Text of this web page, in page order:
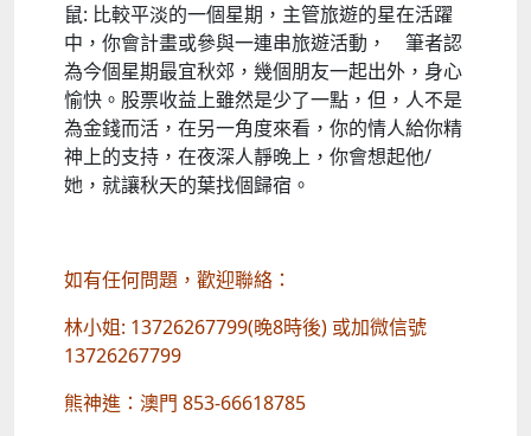
鼠: 比較平淡的一個星期，主管旅遊的星在活躍
中，你會計畫或參與一連串旅遊活動， 筆者認
為今個星期最宜秋郊，幾個朋友一起出外，身心
愉快。股票收益上雖然是少了一點，但，人不是
為金錢而活，在另一角度來看，你的情人給你精
神上的支持，在夜深人靜晚上，你會想起他/
她，就讓秋天的葉找個歸宿。
如有任何問題，歡迎聯絡：
林小姐: 13726267799(晚8時後) 或加微信號
13726267799
熊神進：澳門 853-66618785